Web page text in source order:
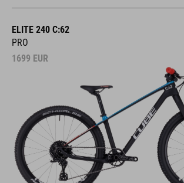
ELITE 240 C:62
PRO
1699 EUR